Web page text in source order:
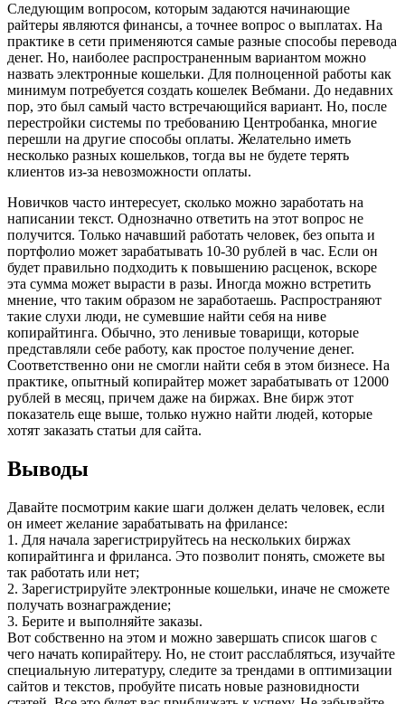
Следующим вопросом, которым задаются начинающие
райтеры являются финансы, а точнее вопрос о выплатах. На
практике в сети применяются самые разные способы перевода
денег. Но, наиболее распространенным вариантом можно
назвать электронные кошельки. Для полноценной работы как
минимум потребуется создать кошелек Вебмани. До недавних
пор, это был самый часто встречающийся вариант. Но, после
перестройки системы по требованию Центробанка, многие
перешли на другие способы оплаты. Желательно иметь
несколько разных кошельков, тогда вы не будете терять
клиентов из-за невозможности оплаты.
Новичков часто интересует, сколько можно заработать на
написании текст. Однозначно ответить на этот вопрос не
получится. Только начавший работать человек, без опыта и
портфолио может зарабатывать 10-30 рублей в час. Если он
будет правильно подходить к повышению расценок, вскоре
эта сумма может вырасти в разы. Иногда можно встретить
мнение, что таким образом не заработаешь. Распространяют
такие слухи люди, не сумевшие найти себя на ниве
копирайтинга. Обычно, это ленивые товарищи, которые
представляли себе работу, как простое получение денег.
Соответственно они не смогли найти себя в этом бизнесе. На
практике, опытный копирайтер может зарабатывать от 12000
рублей в месяц, причем даже на биржах. Вне бирж этот
показатель еще выше, только нужно найти людей, которые
хотят заказать статьи для сайта.
Выводы
Давайте посмотрим какие шаги должен делать человек, если
он имеет желание зарабатывать на фрилансе:
1. Для начала зарегистрируйтесь на нескольких биржах
копирайтинга и фриланса. Это позволит понять, сможете вы
так работать или нет;
2. Зарегистрируйте электронные кошельки, иначе не сможете
получать вознаграждение;
3. Берите и выполняйте заказы.
Вот собственно на этом и можно завершать список шагов с
чего начать копирайтеру. Но, не стоит расслабляться, изучайте
специальную литературу, следите за трендами в оптимизации
сайтов и текстов, пробуйте писать новые разновидности